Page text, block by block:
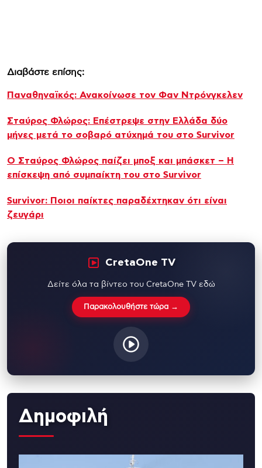
Διαβάστε επίσης:
Παναθηναϊκός: Ανακοίνωσε τον Φαν Ντρόνγκελεν
Σταύρος Φλώρος: Επέστρεψε στην Ελλάδα δύο
μήνες μετά το σοβαρό ατύχημά του στο Survivor
Ο Σταύρος Φλώρος παίζει μποξ και μπάσκετ – H
επίσκεψη από συμπαίκτη του στο Survivor
Survivor: Ποιοι παίκτες παραδέχτηκαν ότι είναι
ζευγάρι
CretaOne TV
Δείτε όλα τα βίντεο του CretaOne TV εδώ
Παρακολουθήστε τώρα →
Δημοφιλή